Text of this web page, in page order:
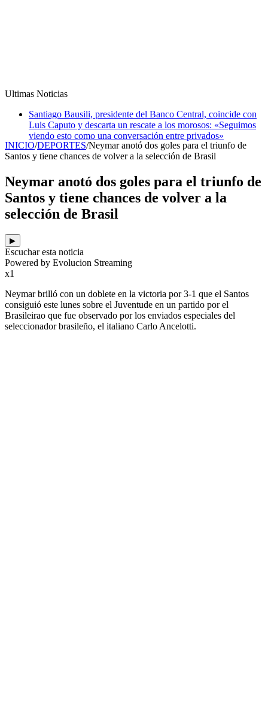
Ultimas Noticias
Santiago Bausili, presidente del Banco Central, coincide con
Luis Caputo y descarta un rescate a los morosos: «Seguimos
viendo esto como una conversación entre privados»
INICIO/DEPORTES/Neymar anotó dos goles para el triunfo de
Santos y tiene chances de volver a la selección de Brasil
Neymar anotó dos goles para el triunfo de
Santos y tiene chances de volver a la
selección de Brasil
▶
Escuchar esta noticia
Powered by Evolucion Streaming
x1
Neymar brilló con un doblete en la victoria por 3-1 que el Santos
consiguió este lunes sobre el Juventude en un partido por el
Brasileirao que fue observado por los enviados especiales del
seleccionador brasileño, el italiano Carlo Ancelotti.